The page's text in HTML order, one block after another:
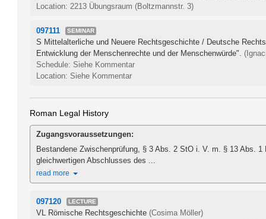
Location: 2213 Übungsraum (Boltzmannstr. 3)
097111 SEMINAR
S Mittelalterliche und Neuere Rechtsgeschichte / Deutsche
Entwicklung der Menschenrechte und der Menschenwürde".
Schedule: Siehe Kommentar
Location: Siehe Kommentar
Roman Legal History
Zugangsvoraussetzungen:
Bestandene Zwischenprüfung, § 3 Abs. 2 StO i. V. m. § 13 Abs. 1
gleichwertigen Abschlusses des ...
read more
097120 LECTURE
VL Römische Rechtsgeschichte (Cosima Möller)